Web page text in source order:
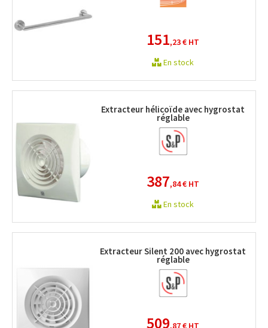
151,23 € HT
En stock
Extracteur hélicoïde avec hygrostat
réglable
387,84 € HT
En stock
Extracteur Silent 200 avec hygrostat
réglable
509,87 € HT